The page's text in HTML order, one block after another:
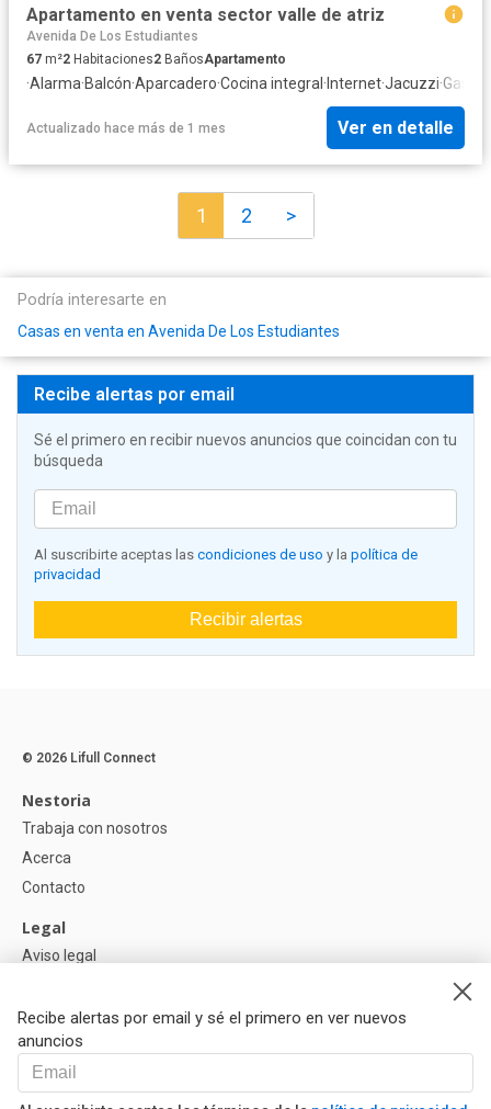
Apartamento en venta sector valle de atriz
Avenida De Los Estudiantes
67 m²2 Habitaciones2 BañosApartamento
·Alarma·Balcón·Aparcadero·Cocina integral · Internet·Jacuzzi·Gas
Actualizado hace más de 1 mes Ver en detalle
1 2 >
Podría interesarte en
Casas en venta en Avenida De Los Estudiantes
Recibe alertas por email
Sé el primero en recibir nuevos anuncios que coincidan con tu
búsqueda
Al suscribirte aceptas las condiciones de uso y la política de
privacidad
Recibir alertas
Recibe alertas por email y sé el primero en ver nuevos
anuncios
© 2026 Lifull Connect
Nestoria
Trabaja con nosotros
Acerca
Contacto
Legal
Aviso legal
Política de Cookies
Ayuda
Preguntas